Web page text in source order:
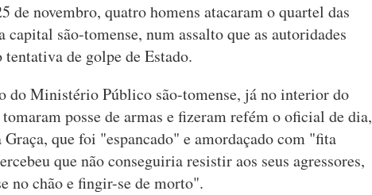
de novembro, quatro homens atacaram o quartel das
capital são-tomense, num assalto que as autoridades
de golpe de Estado.
do Ministério Público são-tomense, já no interior do
posse de armas e fizeram refém o oficial de dia,
que foi "espancado" e amordaçado com "fita
que não conseguiria resistir aos seus agressores,
no chão e fingir-se de morto".